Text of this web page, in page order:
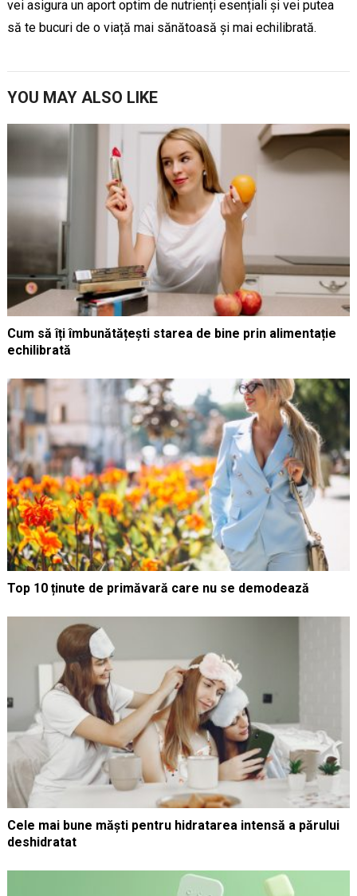
vei asigura un aport optim de nutrienți esențiali și vei putea
să te bucuri de o viață mai sănătoasă și mai echilibrată.
YOU MAY ALSO LIKE
Cum să îți îmbunătățești starea de bine prin alimentație
echilibrată
Top 10 ținute de primăvară care nu se demodează
Cele mai bune măști pentru hidratarea intensă a părului
deshidratat